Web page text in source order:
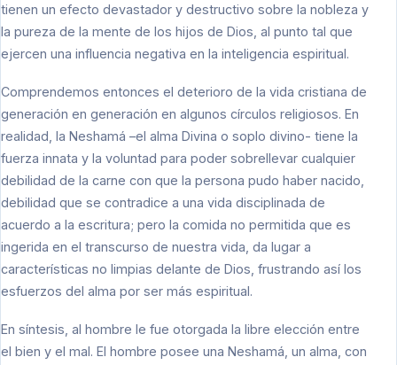
tienen un efecto devastador y destructivo sobre la nobleza y
la pureza de la mente de los hijos de Dios, al punto tal que
ejercen una influencia negativa en la inteligencia espiritual.
Comprendemos entonces el deterioro de la vida cristiana de
generación en generación en algunos círculos religiosos. En
realidad, la Neshamá –el alma Divina o soplo divino- tiene la
fuerza innata y la voluntad para poder sobrellevar cualquier
debilidad de la carne con que la persona pudo haber nacido,
debilidad que se contradice a una vida disciplinada de
acuerdo a la escritura; pero la comida no permitida que es
ingerida en el transcurso de nuestra vida, da lugar a
características no limpias delante de Dios, frustrando así los
esfuerzos del alma por ser más espiritual.
En síntesis, al hombre le fue otorgada la libre elección entre
el bien y el mal. El hombre posee una Neshamá, un alma, con